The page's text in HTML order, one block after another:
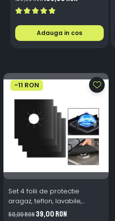
Integrat + Ventilator Răcire,
Plug & Play, 12-18V
Adauga in cos
-11 RON
Set 4 folii de protectie
aragaz, teflon, lavabile,
reutilizabile, Negru/Gri
50,00 RON39,00 RON